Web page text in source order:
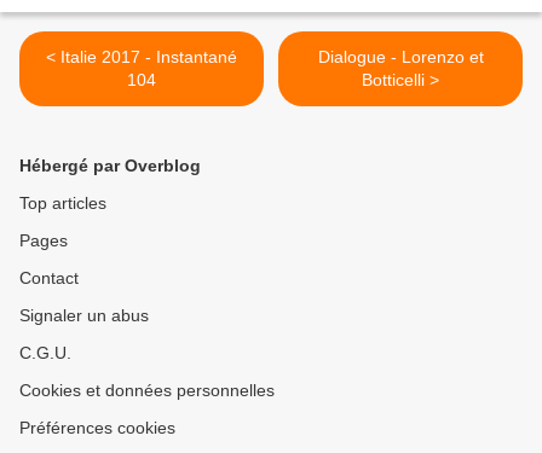
< Italie 2017 - Instantané
104
Dialogue - Lorenzo et
Botticelli >
Hébergé par Overblog
Top articles
Pages
Contact
Signaler un abus
C.G.U.
Cookies et données personnelles
Préférences cookies